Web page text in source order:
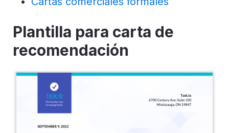
Plantilla para carta de
recomendación